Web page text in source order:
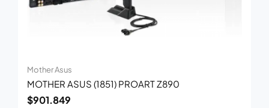
Mother Asus
MOTHER ASUS (1851) PROART Z890
$901.849